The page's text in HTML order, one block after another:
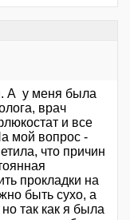
А у меня была
врач
и все
мой вопрос -
что причин
прокладки на
быть сухо, а
так как я была